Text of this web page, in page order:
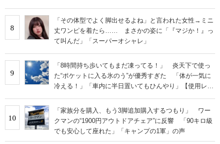
8
「その体型でよく脚出せるよね」と言われた女性→ミニ
丈ワンピを着たら…… まさかの姿に「『マジか！』っ
て叫んだ」「スーパーオシャレ」
9
「8時間持ち歩いてもまだ凍ってる！」 炎天下で使っ
た“ポケットに入る氷のう”が優秀すぎた 「体が一気に
冷える！」「車内に半日置いてもひんやり」【使用レビ
10
「家族分を購入、もう3脚追加購入するつもり」 ワー
クマンの“1900円アウトドアチェア”に反響 「90キロ級
でも安心して座れた」「キャンプの1軍」の声